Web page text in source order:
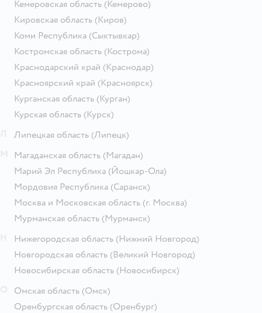
Кемеровская область (Кемерово)
Кировская область (Киров)
Коми Республика (Сыктывкар)
Костромская область (Кострома)
Краснодарский край (Краснодар)
Красноярский край (Красноярск)
Курганская область (Курган)
Курская область (Курск)
Липецкая область (Липецк)
Магаданская область (Магадан)
Марий Эл Республика (Йошкар-Ола)
Мордовия Республика (Саранск)
Москва и Московская область (г. Москва)
Мурманская область (Мурманск)
Нижегородская область (Нижний Новгород)
Новгородская область (Великий Новгород)
Новосибирская область (Новосибирск)
Омская область (Омск)
Оренбургская область (Оренбург)